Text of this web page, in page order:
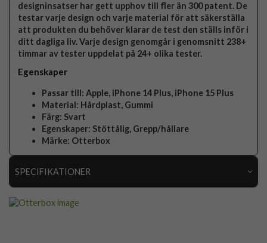
designinsatser har gett upphov till fler än 300 patent. De
testar varje design och varje material för att säkerställa
att produkten du behöver klarar de test den ställs inför i
ditt dagliga liv. Varje design genomgår i genomsnitt 238+
timmar av tester uppdelat på 24+ olika tester.
Egenskaper
Passar till:Apple, iPhone 14 Plus, iPhone 15 Plus
Material: Hårdplast, Gummi
Färg: Svart
Egenskaper: Stöttålig, Grepp/hållare
Märke: Otterbox
SPECIFIKATIONER